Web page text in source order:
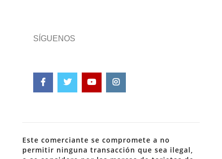
SÍGUENOS
Este comerciante se compromete a no
permitir ninguna transacción que sea ilegal,